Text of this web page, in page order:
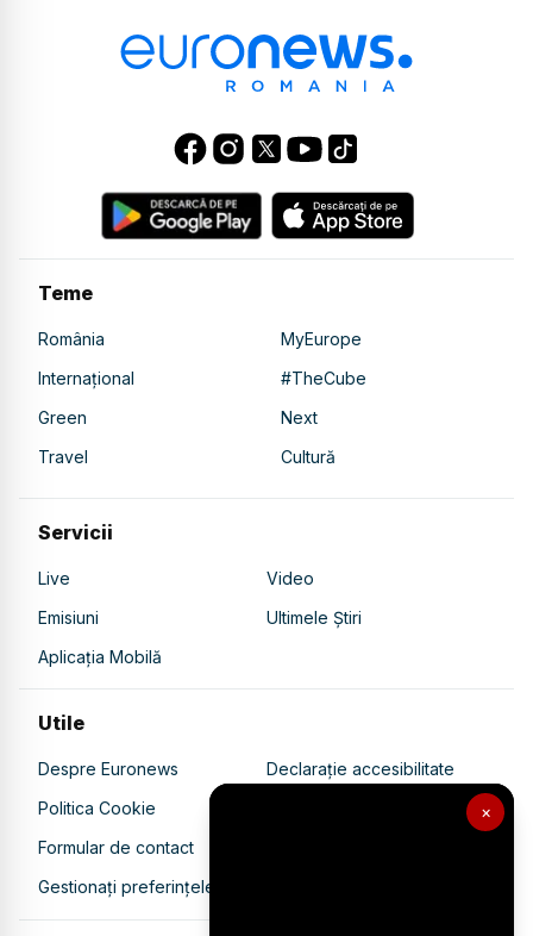
×
Teme
România
MyEurope
Internațional
#TheCube
Green
Next
Travel
Cultură
Servicii
Live
Video
Emisiuni
Ultimele Știri
Aplicația Mobilă
Utile
Despre Euronews
Declarație accesibilitate
Politica Cookie
Politica de confidențialitate
Formular de contact
Gestionați preferințele